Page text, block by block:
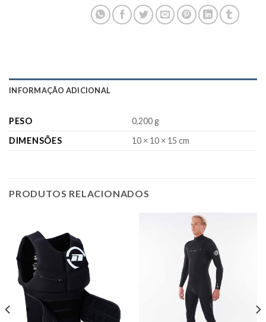
INFORMAÇÃO ADICIONAL
PESO
0,200 g
DIMENSÕES
10 × 10 × 15 cm
PRODUTOS RELACIONADOS